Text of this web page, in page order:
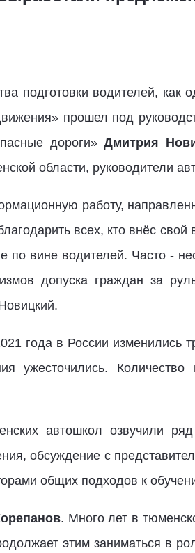
подготовки водителей, как
прошел под
дороги»Дмитрия
области, руководители
работу,
всех, кто внёс
по вине водителей. Часто -
допуска граждан за
года в России изменились
ужесточились.
автошкол озвучили
обсуждение с
общих подходов к
. Много лет в
этим заниматься в